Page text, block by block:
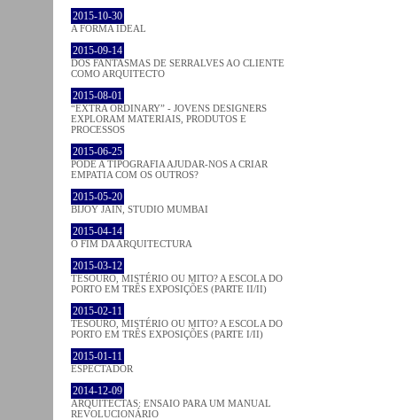
2015-10-30
A FORMA IDEAL
2015-09-14
DOS FANTASMAS DE SERRALVES AO CLIENTE
COMO ARQUITECTO
2015-08-01
“EXTRA ORDINARY” - JOVENS DESIGNERS
EXPLORAM MATERIAIS, PRODUTOS E
PROCESSOS
2015-06-25
PODE A TIPOGRAFIA AJUDAR-NOS A CRIAR
EMPATIA COM OS OUTROS?
2015-05-20
BIJOY JAIN, STUDIO MUMBAI
2015-04-14
O FIM DA ARQUITECTURA
2015-03-12
TESOURO, MISTÉRIO OU MITO? A ESCOLA DO
PORTO EM TRÊS EXPOSIÇÕES (PARTE II/II)
2015-02-11
TESOURO, MISTÉRIO OU MITO? A ESCOLA DO
PORTO EM TRÊS EXPOSIÇÕES (PARTE I/II)
2015-01-11
ESPECTADOR
2014-12-09
ARQUITECTAS: ENSAIO PARA UM MANUAL
REVOLUCIONÁRIO